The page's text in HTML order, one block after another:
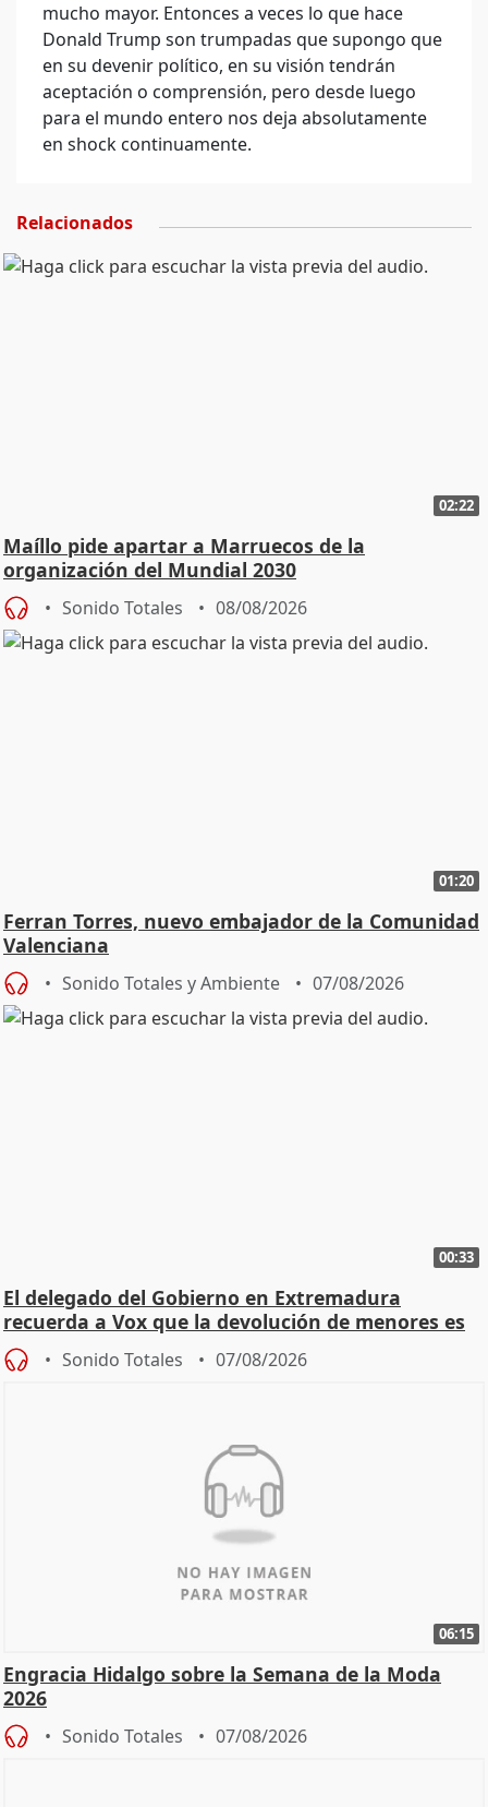
mucho mayor. Entonces a veces lo que hace
Donald Trump son trumpadas que supongo que
en su devenir político, en su visión tendrán
aceptación o comprensión, pero desde luego
para el mundo entero nos deja absolutamente
en shock continuamente.
Relacionados
02:22
Maíllo pide apartar a Marruecos de la
organización del Mundial 2030
Sonido Totales 08/08/2026
01:20
Ferran Torres, nuevo embajador de la Comunidad
Valenciana
Sonido Totales y Ambiente 07/08/2026
00:33
El delegado del Gobierno en Extremadura
recuerda a Vox que la devolución de menores es
estatal
Sonido Totales 07/08/2026
06:15
Engracia Hidalgo sobre la Semana de la Moda
2026
Sonido Totales 07/08/2026